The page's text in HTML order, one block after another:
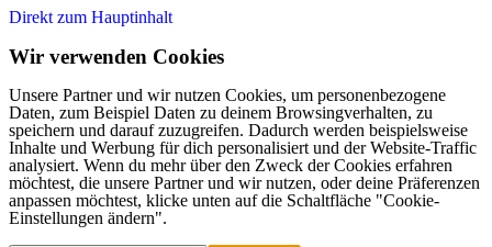
Direkt zum Hauptinhalt
Wir verwenden Cookies
Unsere Partner und wir nutzen Cookies, um personenbezogene
Daten, zum Beispiel Daten zu deinem Browsingverhalten, zu
speichern und darauf zuzugreifen. Dadurch werden beispielsweise
Inhalte und Werbung für dich personalisiert und der Website-Traffic
analysiert. Wenn du mehr über den Zweck der Cookies erfahren
möchtest, die unsere Partner und wir nutzen, oder deine Präferenzen
anpassen möchtest, klicke unten auf die Schaltfläche "Cookie-
Einstellungen ändern".